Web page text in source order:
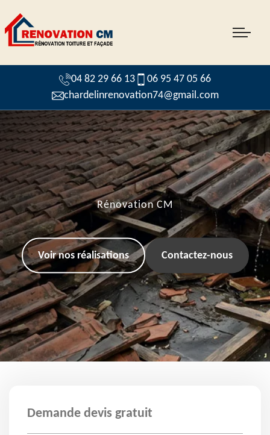
04 82 29 66 13
06 95 47 05 66
chardelinrenovation74@gmail.com
Rénovation CM
Voir nos réalisations Contactez-nous
Demande devis gratuit